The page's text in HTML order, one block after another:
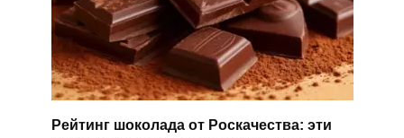
Рейтинг шоколада от Роскачества: эти